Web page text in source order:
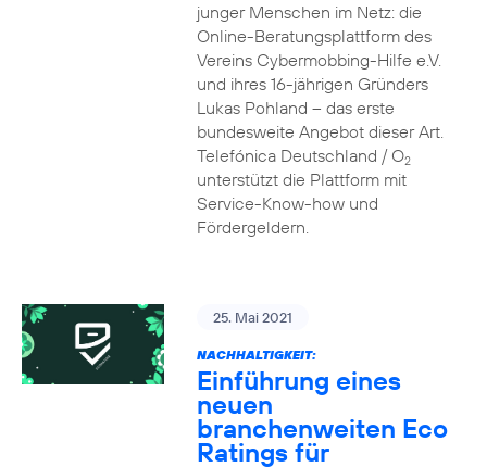
junger Menschen im Netz: die
Online-Beratungsplattform des
Vereins Cybermobbing-Hilfe e.V.
und ihres 16-jährigen Gründers
Lukas Pohland – das erste
bundesweite Angebot dieser Art.
Telefónica Deutschland / O2
unterstützt die Plattform mit
Service-Know-how und
Fördergeldern.
25. Mai 2021
NACHHALTIGKEIT:
Einführung eines
neuen
branchenweiten Eco
Ratings für